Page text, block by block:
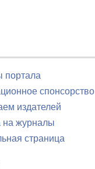
портала
спонсорство
издателей
на журналы
страница